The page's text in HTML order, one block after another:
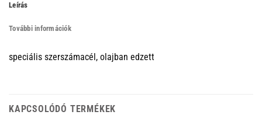
Leírás
További információk
speciális szerszámacél, olajban edzett
KAPCSOLÓDÓ TERMÉKEK